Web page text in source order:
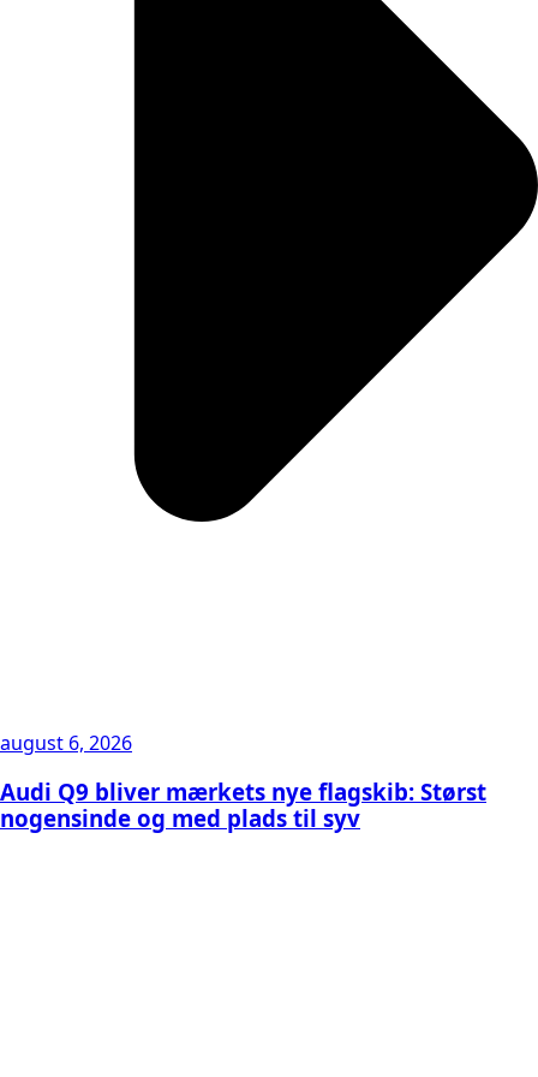
august 6, 2026
Audi Q9 bliver mærkets nye flagskib: Størst
nogensinde og med plads til syv